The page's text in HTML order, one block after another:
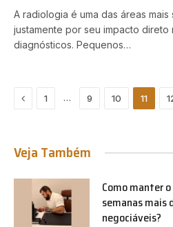
A radiologia é uma das áreas mais
justamente por seu impacto direto
diagnósticos. Pequenos…
Previous
1 … 9 10 11
Veja Também
Como manter
semanas mais
negociáveis?